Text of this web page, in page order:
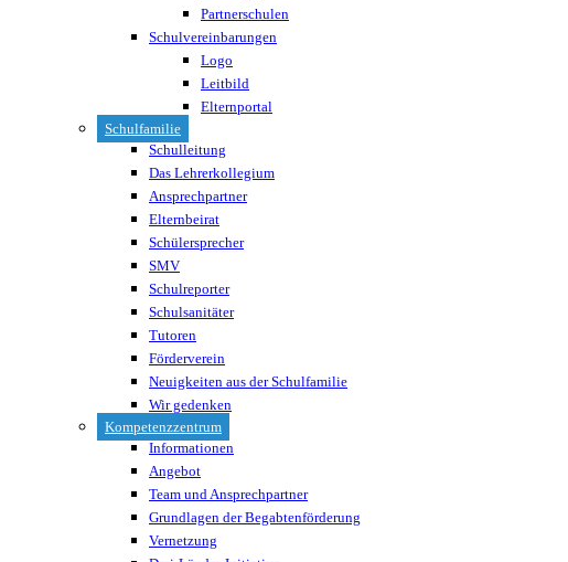
Partnerschulen
Schulvereinbarungen
Logo
Leitbild
Elternportal
Schulfamilie
Schulleitung
Das Lehrerkollegium
Ansprechpartner
Elternbeirat
Schülersprecher
SMV
Schulreporter
Schulsanitäter
Tutoren
Förderverein
Neuigkeiten aus der Schulfamilie
Wir gedenken
Kompetenzzentrum
Informationen
Angebot
Team und Ansprechpartner
Grundlagen der Begabtenförderung
Vernetzung